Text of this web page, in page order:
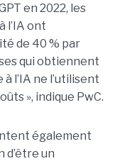
en 2022, les
l’IA ont
de 40 % par
qui obtiennent
l’IA ne l’utilisent
», indique PwC.
également
d’être un